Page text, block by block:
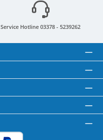
Service Hotline 03378 - 5239262